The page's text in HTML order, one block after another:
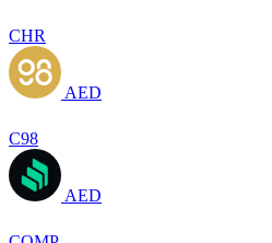
CHR
AED
C98
AED